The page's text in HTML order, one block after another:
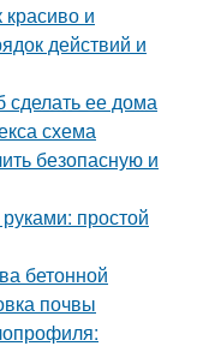
и
действий и
сделать ее дома
схема
безопасную и
простой
бетонной
почвы